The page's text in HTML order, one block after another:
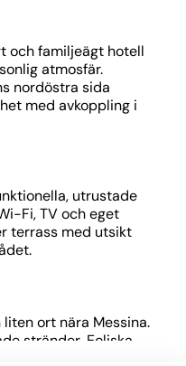
och familjeägt hotell
atmosfär.
nordöstra sida
med avkoppling i
utrustade
Fi, TV och eget
terrass med utsikt
ort nära Messina.
stränder, Eoliska